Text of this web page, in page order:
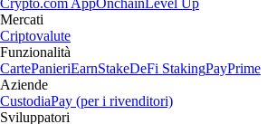
Crypto.com AppOnchainLevel Up
Mercati
Criptovalute
Funzionalità
CartePanieriEarnStakeDeFi StakingPayPrime
Aziende
CustodiaPay (per i rivenditori)
Sviluppatori